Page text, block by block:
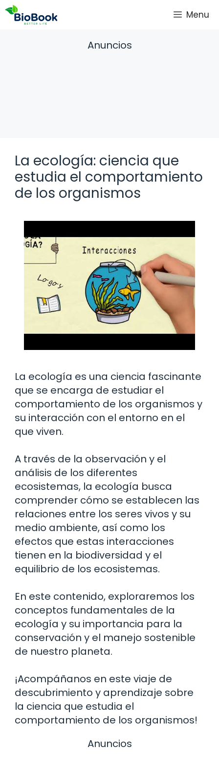
Saltar
Menu
Anuncios
La ecología: ciencia que
estudia el comportamiento
de los organismos
La ecología es una ciencia fascinante
que se encarga de estudiar el
comportamiento de los organismos y
su interacción con el entorno en el
que viven.
A través de la observación y el
análisis de los diferentes
ecosistemas, la ecología busca
comprender cómo se establecen las
relaciones entre los seres vivos y su
medio ambiente, así como los
efectos que estas interacciones
tienen en la biodiversidad y el
equilibrio de los ecosistemas.
En este contenido, exploraremos los
conceptos fundamentales de la
ecología y su importancia para la
conservación y el manejo sostenible
de nuestro planeta.
¡Acompáñanos en este viaje de
descubrimiento y aprendizaje sobre
la ciencia que estudia el
comportamiento de los organismos!
Anuncios